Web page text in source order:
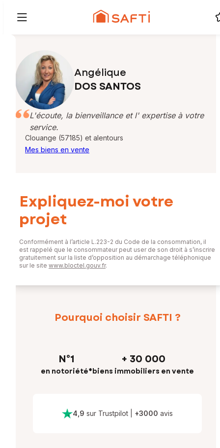
Angélique
DOS SANTOS
L'écoute, la bienveillance et l' expertise à votre
service.
Clouange (57185) et alentours
Mes biens en vente
Pourquoi choisir SAFTI ?
N°1
en notoriété*
+ 30 000
biens immobiliers en vente
4,9 sur Trustpilot| +3000 avis
Expliquez-moi votre
projet
Conformément à l’article L.223-2 du Code de la consommation, il
est rappelé que le consommateur peut user de son droit à s’inscrire
gratuitement sur la liste d’opposition au démarchage téléphonique
sur le site www.bloctel.gouv.fr.